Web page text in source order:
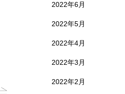
2022年6月
2022年5月
2022年4月
2022年3月
2022年2月